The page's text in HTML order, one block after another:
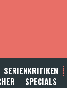
SERIENKRITIKEN
SPECIALS